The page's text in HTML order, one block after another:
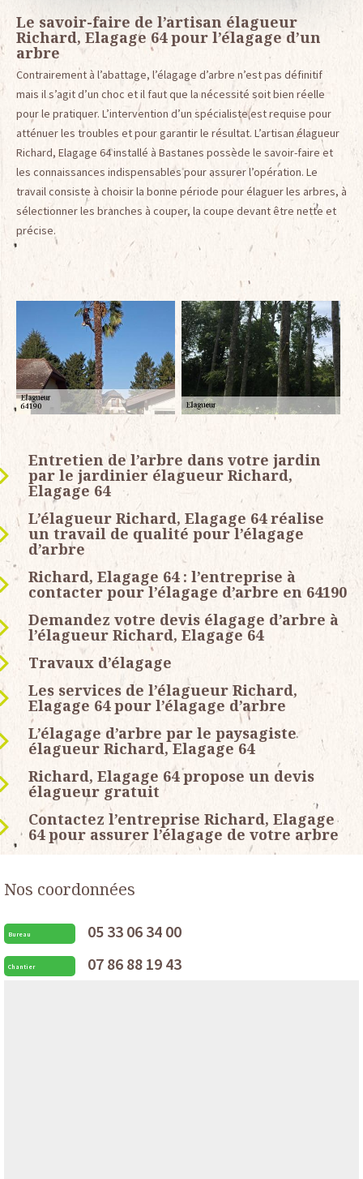
Le savoir-faire de l’artisan élagueur
Richard, Elagage 64 pour l’élagage d’un
arbre
Contrairement à l’abattage, l’élagage d’arbre n’est pas définitif
mais il s’agit d’un choc et il faut que la nécessité soit bien réelle
pour le pratiquer. L’intervention d’un spécialiste est requise pour
atténuer les troubles et pour garantir le résultat. L’artisan élagueur
Richard, Elagage 64 installé à Bastanes possède le savoir-faire et
les connaissances indispensables pour assurer l’opération. Le
travail consiste à choisir la bonne période pour élaguer les arbres, à
sélectionner les branches à couper, la coupe devant être nette et
précise.
Entretien de l’arbre dans votre jardin
par le jardinier élagueur Richard,
Elagage 64
L’élagueur Richard, Elagage 64 réalise
un travail de qualité pour l’élagage
d’arbre
Richard, Elagage 64 : l’entreprise à
contacter pour l’élagage d’arbre en 64190
Demandez votre devis élagage d’arbre à
l’élagueur Richard, Elagage 64
Travaux d’élagage
Les services de l’élagueur Richard,
Elagage 64 pour l’élagage d’arbre
L’élagage d’arbre par le paysagiste
élagueur Richard, Elagage 64
Richard, Elagage 64 propose un devis
élagueur gratuit
Contactez l’entreprise Richard, Elagage
64 pour assurer l’élagage de votre arbre
Nos coordonnées
Bureau 05 33 06 34 00
Chantier 07 86 88 19 43